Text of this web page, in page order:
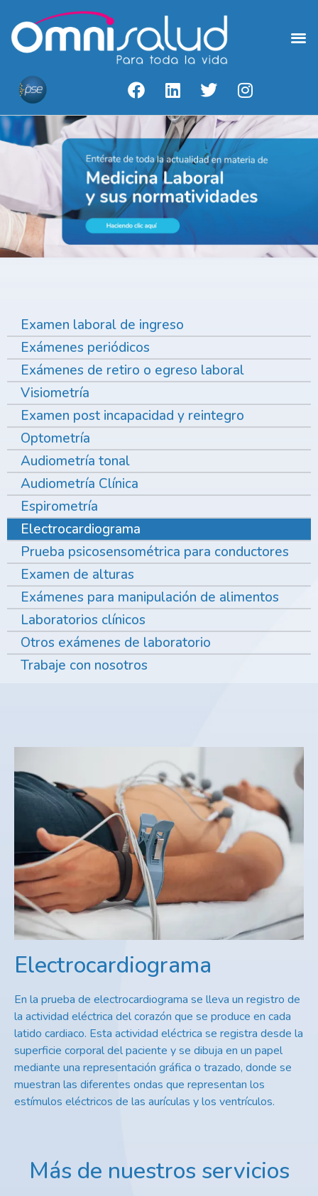
Examen laboral de ingreso
Exámenes periódicos
Exámenes de retiro o egreso laboral
Visiometría
Examen post incapacidad y reintegro
Optometría
Audiometría tonal
Audiometría Clínica
Espirometría
Electrocardiograma
Prueba psicosensométrica para conductores
Examen de alturas
Exámenes para manipulación de alimentos
Laboratorios clínicos
Otros exámenes de laboratorio
Trabaje con nosotros
Electrocardiograma
En la prueba de electrocardiograma se lleva un registro de
la actividad eléctrica del corazón que se produce en cada
latido cardiaco. Esta actividad eléctrica se registra desde la
superficie corporal del paciente y se dibuja en un papel
mediante una representación gráfica o trazado, donde se
muestran las diferentes ondas que representan los
estímulos eléctricos de las aurículas y los ventrículos.
Más de nuestros servicios